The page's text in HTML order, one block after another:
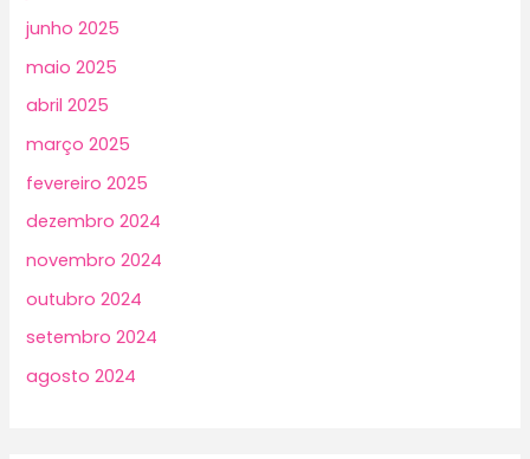
junho 2025
maio 2025
abril 2025
março 2025
fevereiro 2025
dezembro 2024
novembro 2024
outubro 2024
setembro 2024
agosto 2024